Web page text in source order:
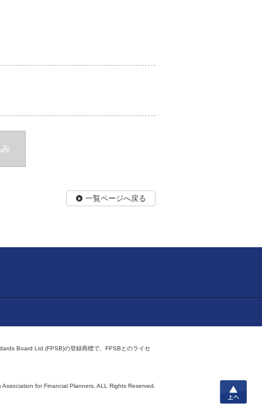
一覧ページへ戻る
上へ
Board Ltd.(FPSB)の登録商標で、FPSBとのライセ
Association for Financial Planners, ALL Rights Reserved.